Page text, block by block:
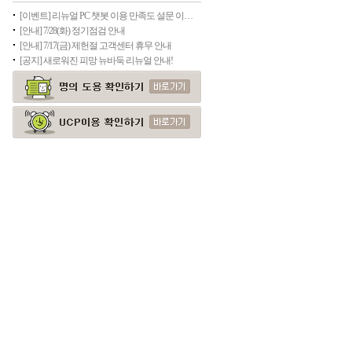
[이벤트] 리뉴얼 PC 챗봇 이용 만족도 설문 이벤트(종료)
[안내] 7/28(화) 정기점검 안내
[안내] 7/17(금) 제헌절 고객센터 휴무 안내
[공지] 새로워진 피망 뉴바둑 리뉴얼 안내!